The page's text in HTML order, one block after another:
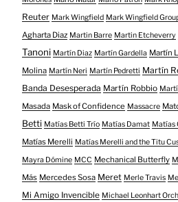
Reuter Mark Wingfield Mark Wingfield
Agharta Diaz Martin Barre Martin Etcheverry
Tanoni Martín Diaz Martín Gardella Martín
Molina Martín Neri Martín Pedretti Martín
Banda Desesperada Martín Robbio
Masada Mask of Confidence Massacre
Betti Matías Betti Trío Matías Damat Matías
Matías Merelli Matías Merelli and the Titu
Mayra Dómine MCC Mechanical Butterfly
Más Mercedes Sosa Meret Merle Travis
Mi Amigo Invencible Michael Leonhart